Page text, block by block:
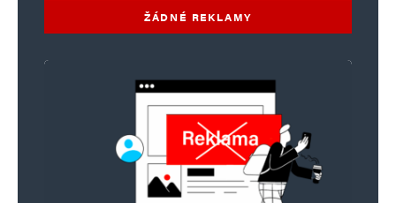
ŽÁDNÉ REKLAMY